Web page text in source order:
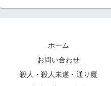
ホーム
お問い合わせ
殺人・殺人未遂・通り魔